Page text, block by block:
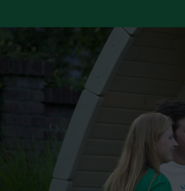
Wij kregen de tip
we de tip hebben
minihuisje!!! We
aanwezig,